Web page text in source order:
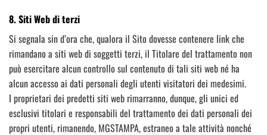
8. Siti Web di terzi
Si segnala sin d’ora che, qualora il Sito dovesse contenere link che
rimandano a siti web di soggetti terzi, il Titolare del trattamento non
può esercitare alcun controllo sul contenuto di tali siti web né ha
alcun accesso ai dati personali degli utenti visitatori dei medesimi.
I proprietari dei predetti siti web rimarranno, dunque, gli unici ed
esclusivi titolari e responsabili del trattamento dei dati personali dei
propri utenti, rimanendo, MGSTAMPA, estraneo a tale attività nonché